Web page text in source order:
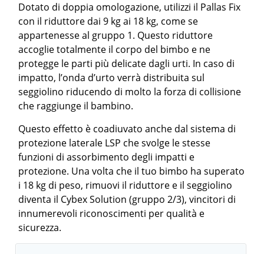
Dotato di doppia omologazione, utilizzi il Pallas Fix
con il riduttore dai 9 kg ai 18 kg, come se
appartenesse al gruppo 1. Questo riduttore
accoglie totalmente il corpo del bimbo e ne
protegge le parti più delicate dagli urti. In caso di
impatto, l’onda d’urto verrà distribuita sul
seggiolino riducendo di molto la forza di collisione
che raggiunge il bambino.
Questo effetto è coadiuvato anche dal sistema di
protezione laterale LSP che svolge le stesse
funzioni di assorbimento degli impatti e
protezione. Una volta che il tuo bimbo ha superato
i 18 kg di peso, rimuovi il riduttore e il seggiolino
diventa il Cybex Solution (gruppo 2/3), vincitori di
innumerevoli riconoscimenti per qualità e
sicurezza.